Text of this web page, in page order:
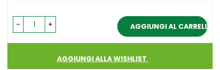
- + AGGIUNGI AL CARRELLO
AGGIUNGI ALLA WISHLIST